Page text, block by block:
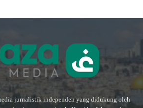
jurnalistik independen yang didukung oleh